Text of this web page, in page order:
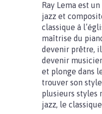
Ray Lema est
jazz et
classique à
maîtrise du
devenir prêtre,
devenir
et plonge dans
trouver son
plusieurs styles
jazz, le